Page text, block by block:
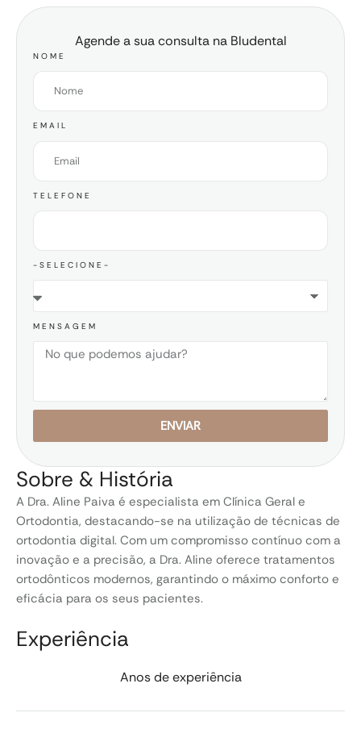
Agende a sua consulta na Bludental
NOME
EMAIL
TELEFONE
-SELECIONE-
MENSAGEM
ENVIAR
Sobre & História
A Dra. Aline Paiva é especialista em Clínica Geral e
Ortodontia, destacando-se na utilização de técnicas de
ortodontia digital. Com um compromisso contínuo com a
inovação e a precisão, a Dra. Aline oferece tratamentos
ortodônticos modernos, garantindo o máximo conforto e
eficácia para os seus pacientes.
Experiência
Anos de experiência